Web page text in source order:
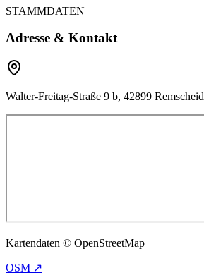
STAMMDATEN
Adresse & Kontakt
Walter-Freitag-Straße 9 b, 42899 Remscheid
Kartendaten © OpenStreetMap
OSM ↗